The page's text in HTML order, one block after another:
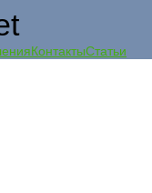
КонтактыСтатьи